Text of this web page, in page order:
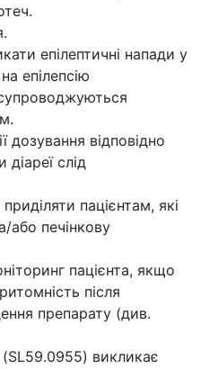
епілептичні напади у
епілепсію
дозування відповідно
слід
пацієнтам, які
або печінкову
пацієнта, якщо
після
препарату (див.
(SL59.0955) викликає